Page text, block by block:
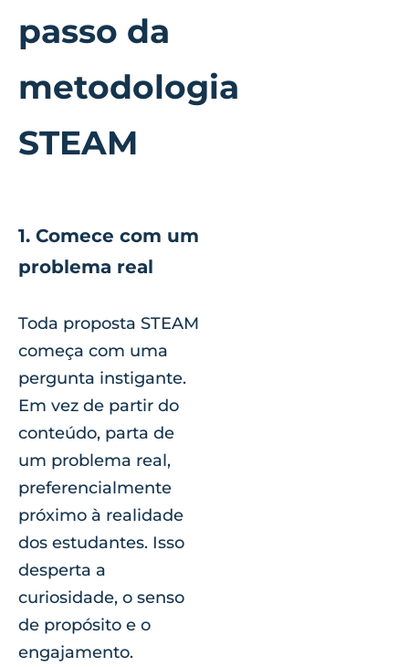
passo da
metodologia
STEAM
1. Comece com um
problema real
Toda proposta STEAM
começa com uma
pergunta instigante.
Em vez de partir do
conteúdo, parta de
um problema real,
preferencialmente
próximo à realidade
dos estudantes. Isso
desperta a
curiosidade, o senso
de propósito e o
engajamento.